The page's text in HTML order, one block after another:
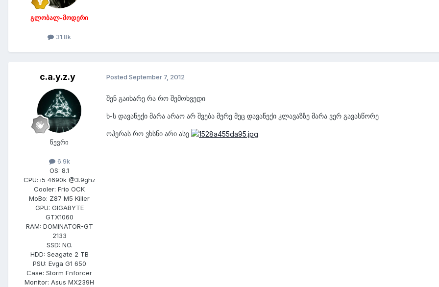
გლობალ-მოდერი
31.8k
c.a.y.z.y
წევრი
6.9k
OS: 8.1
CPU: i5 4690k @3.9ghz
Cooler: Frio OCK
MoBo: Z87 M5 Killer
GPU: GIGABYTE
GTX1060
RAM: DOMINATOR-GT
2133
SSD: NO.
HDD: Seagate 2 TB
PSU: Evga G1 650
Case: Storm Enforcer
Monitor: Asus MX239H
Posted September 7, 2012
შენ გაიხარე რა რო შემოხვედი
ხ-ს დავაწექი მარა არაო არ შვება მერე მეც დავაწექი კლავაზზე მარა ვერ გავასწორე
ოპერას რო ვხსნი არი ასე